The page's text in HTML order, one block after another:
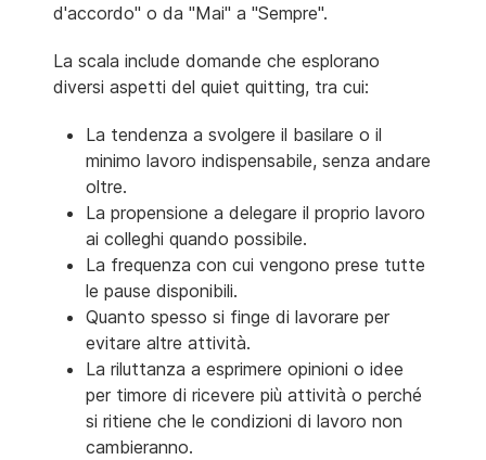
d'accordo" o da "Mai" a "Sempre".
La scala include domande che esplorano
diversi aspetti del quiet quitting, tra cui:
La tendenza a svolgere il basilare o il
minimo lavoro indispensabile, senza andare
oltre.
La propensione a delegare il proprio lavoro
ai colleghi quando possibile.
La frequenza con cui vengono prese tutte
le pause disponibili.
Quanto spesso si finge di lavorare per
evitare altre attività.
La riluttanza a esprimere opinioni o idee
per timore di ricevere più attività o perché
si ritiene che le condizioni di lavoro non
cambieranno.